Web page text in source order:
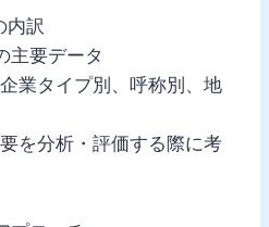
内訳
主要データ
業タイプ別、呼称別、地
を分析・評価する際に考